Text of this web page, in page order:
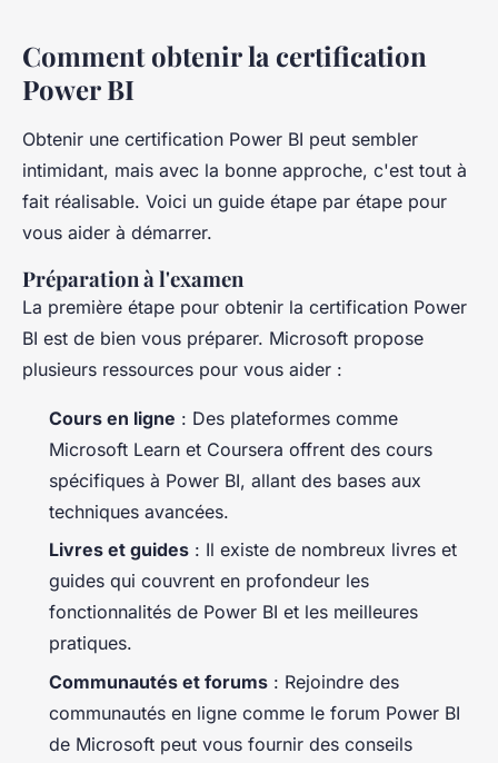
Comment obtenir la certification
Power BI
Obtenir une certification Power BI peut sembler
intimidant, mais avec la bonne approche, c'est tout à
fait réalisable. Voici un guide étape par étape pour
vous aider à démarrer.
Préparation à l'examen
La première étape pour obtenir la certification Power
BI est de bien vous préparer. Microsoft propose
plusieurs ressources pour vous aider :
Cours en ligne : Des plateformes comme
Microsoft Learn et Coursera offrent des cours
spécifiques à Power BI, allant des bases aux
techniques avancées.
Livres et guides : Il existe de nombreux livres et
guides qui couvrent en profondeur les
fonctionnalités de Power BI et les meilleures
pratiques.
Communautés et forums : Rejoindre des
communautés en ligne comme le forum Power BI
de Microsoft peut vous fournir des conseils